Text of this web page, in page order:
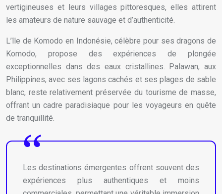
vertigineuses et leurs villages pittoresques, elles attirent
les amateurs de nature sauvage et d’authenticité.
L’île de Komodo en Indonésie, célèbre pour ses dragons de
Komodo, propose des expériences de plongée
exceptionnelles dans des eaux cristallines. Palawan, aux
Philippines, avec ses lagons cachés et ses plages de sable
blanc, reste relativement préservée du tourisme de masse,
offrant un cadre paradisiaque pour les voyageurs en quête
de tranquillité.
Les destinations émergentes offrent souvent des
expériences plus authentiques et moins